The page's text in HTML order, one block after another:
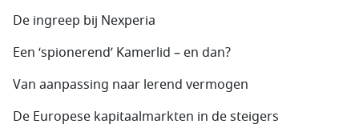
De ingreep bij Nexperia
Een ‘spionerend’ Kamerlid – en dan?
Van aanpassing naar lerend vermogen
De Europese kapitaalmarkten in de steigers